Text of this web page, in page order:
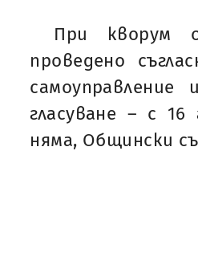
При кворум
проведено
гласуване – с 16
няма, Общински